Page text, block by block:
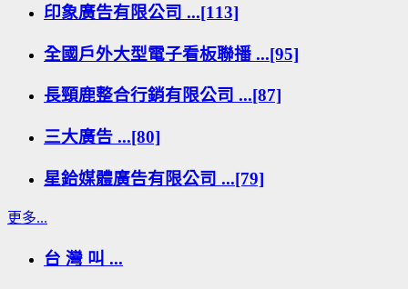
印象廣告有限公司 ...[113]
全國戶外大型電子看板聯播 ...[95]
長頸鹿整合行銷有限公司 ...[87]
三大廣告 ...[80]
星鉿媒體廣告有限公司 ...[79]
更多...
台 灣 叫 ...